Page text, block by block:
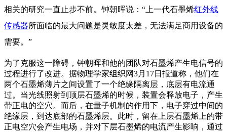
相关的研究一直止步不前。钟朝晖说：“上一代石墨烯红外线
传感器所面临的最大问题是灵敏度太差，无法满足商用设备的
需要。”
为了克服这一障碍，钟朝晖和他的团队对石墨烯产生电信号的
过程进行了改进。据物理学家组织网3月17日报道称，他们在
两个石墨烯薄片之间设置了一个绝缘隔离层，底层有电流通
过。当光线照射到顶层石墨烯的时候，装置会释放电子，产生
带正电的空穴。而后，在量子机制的作用下，电子穿过中间的
绝缘层，到达底部的石墨烯层。此时，留在上层石墨烯上的带
正电空穴会产生电场，并对下层石墨烯的电流产生影响，通过